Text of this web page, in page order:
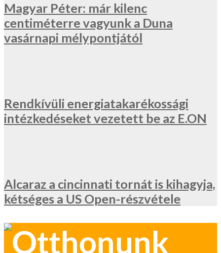
Magyar Péter: már kilenc
centiméterre vagyunk a Duna
vasárnapi mélypontjától
Rendkívüli energiatakarékossági
intézkedéseket vezetett be az E.ON
Alcaraz a cincinnati tornát is kihagyja,
kétséges a US Open-részvétele